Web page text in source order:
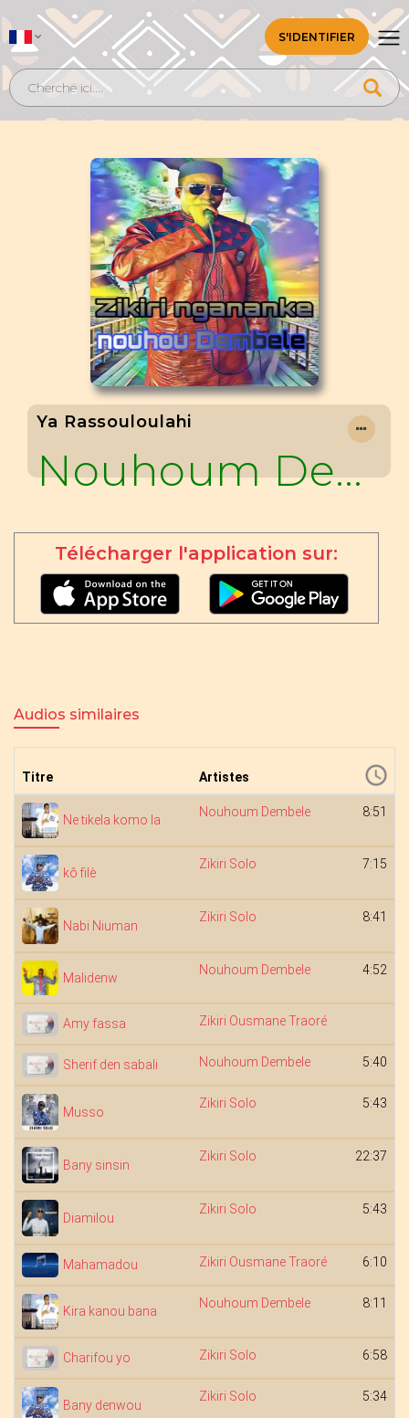
S'IDENTIFIER
Ya Rassouloulahi
Nouhoum Dembele
Télécharger l'application sur:
Audios similaires
Titre Artistes
Ne tikela komo la
Nouhoum Dembele 8:51
kô filè
Zikiri Solo 7:15
Nabi Niuman
Zikiri Solo 8:41
Malidenw
Nouhoum Dembele 4:52
Amy fassa Zikiri Ousmane Traoré
Sherif den sabali Nouhoum Dembele 5:40
Musso
Zikiri Solo 5:43
Bany sinsin
Zikiri Solo 22:37
Diamilou
Zikiri Solo 5:43
Mahamadou Zikiri Ousmane Traoré 6:10
Kira kanou bana
Nouhoum Dembele 8:11
Charifou yo Zikiri Solo 6:58
Bany denwou
Zikiri Solo 5:34